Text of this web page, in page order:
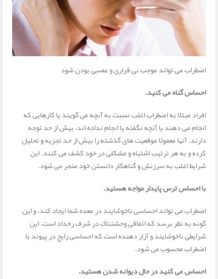
اضطراب می تواند موجب بی قراری و عصبی بودن شود
احساس گناه می کنید.
افراد مبتلا به اضطراب اغلب نسبت به آنچه می گویند یا کارهایی که
انجام می دهند یا آنچه نگفته یا انجام نداده اند، بیش از حد توجه
دارند. آنها معمولا موقعیت های گذشته را بیش از حد تجزیه و تحلیل
کرده و به هر ترتیب اشتباه و مشکلی در خود کشف می کنند. این
شرایط اغلب به سرزنش و گناهکار دانستن خود منجر می شود.
با احساس ترس پایدار مواجه هستید.
اضطراب می تواند احساسی ناخوشایند در معده شما ایجاد کند، و این
گونه به نظر برسد که اتفاقی وحشتناک در شرف رخداد است. این
شرایطی ناخوشایند و آزار دهنده است که احساسی رایج در پیوند با
اضطراب محسوب می شود.
احساس می کنید در حال دیوانه شدن هستید.